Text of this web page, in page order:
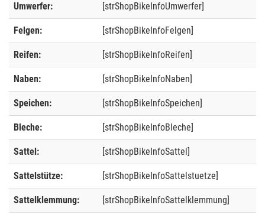
Umwerfer: [strShopBikeInfoUmwerfer]
Felgen: [strShopBikeInfoFelgen]
Reifen: [strShopBikeInfoReifen]
Naben: [strShopBikeInfoNaben]
Speichen: [strShopBikeInfoSpeichen]
Bleche: [strShopBikeInfoBleche]
Sattel: [strShopBikeInfoSattel]
Sattelstütze: [strShopBikeInfoSattelstuetze]
Sattelklemmung: [strShopBikeInfoSattelklemmung]